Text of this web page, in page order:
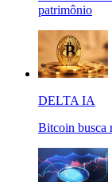
patrimônio
DELTA IA
Bitcoin busca